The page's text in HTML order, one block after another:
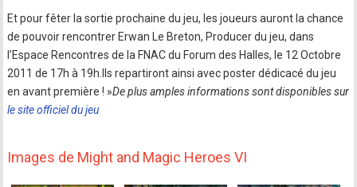
Et pour fêter la sortie prochaine du jeu, les joueurs auront la chance
de pouvoir rencontrer Erwan Le Breton, Producer du jeu, dans
l’Espace Rencontres de la FNAC du Forum des Halles, le 12 Octobre
2011 de 17h à 19h.Ils repartiront ainsi avec poster dédicacé du jeu
en avant première ! »De plus amples informations sont disponibles sur
le site officiel du jeu
Images de Might and Magic Heroes VI